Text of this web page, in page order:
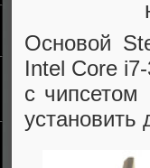
Основой
Intel Core
с
установить